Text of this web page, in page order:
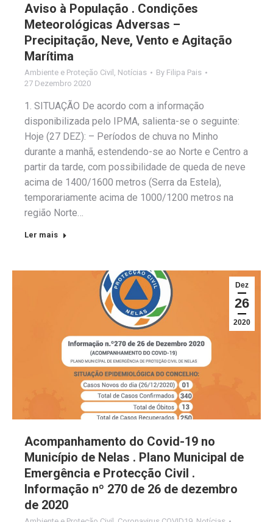
Aviso à População . Condições
Meteorológicas Adversas –
Precipitação, Neve, Vento e Agitação
Marítima
Ambiente e Proteção Civil Notícias By Filipa Pais
27 Dezembro 2020
1. SITUAÇÃO De acordo com a informação
disponibilizada pelo IPMA, salienta-se o seguinte:
Hoje (27 DEZ): – Períodos de chuva no Minho
durante a manhã, estendendo-se ao Norte e Centro a
partir da tarde, com possibilidade de queda de neve
acima de 1400/1600 metros (Serra da Estela),
temporariamente acima de 1000/1200 metros na
região Norte…
Ler mais
Dez
26
2020
Acompanhamento do Covid-19 no
Município de Nelas . Plano Municipal de
Emergência e Protecção Civil .
Informação nº 270 de 26 de dezembro
de 2020